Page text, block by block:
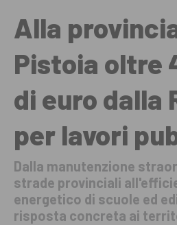
Alla
Pistoia oltre
di euro dalla
per lavori
Dalla manutenzione
strade provinciali
energetico di scuole ed
risposta concreta ai